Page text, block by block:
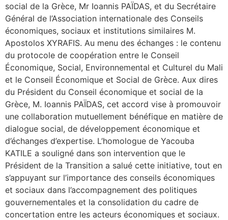
social de la Grèce, Mr Ioannis PAÏDAS, et du Secrétaire
Général de l’Association internationale des Conseils
économiques, sociaux et institutions similaires M.
Apostolos XYRAFIS. Au menu des échanges : le contenu
du protocole de coopération entre le Conseil
Économique, Social, Environnemental et Culturel du Mali
et le Conseil Économique et Social de Grèce. Aux dires
du Président du Conseil économique et social de la
Grèce, M. Ioannis PAÏDAS, cet accord vise à promouvoir
une collaboration mutuellement bénéfique en matière de
dialogue social, de développement économique et
d’échanges d’expertise. L’homologue de Yacouba
KATILE a souligné dans son intervention que le
Président de la Transition a salué cette initiative, tout en
s’appuyant sur l’importance des conseils économiques
et sociaux dans l’accompagnement des politiques
gouvernementales et la consolidation du cadre de
concertation entre les acteurs économiques et sociaux.